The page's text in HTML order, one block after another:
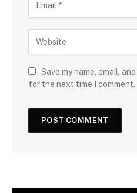
Save my name, email,
for the next time I comment.